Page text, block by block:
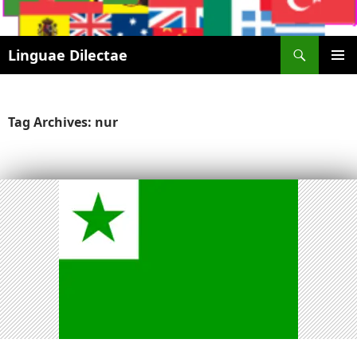
Linguae Dilectae
SKIP
Tag Archives: nur